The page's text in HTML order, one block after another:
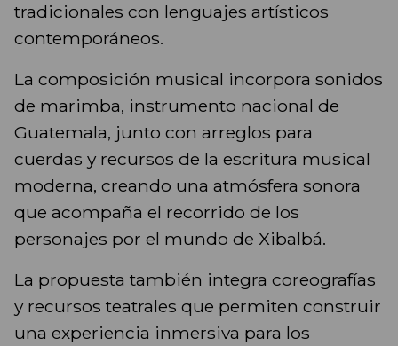
tradicionales con lenguajes artísticos
contemporáneos.
La composición musical incorpora sonidos
de marimba, instrumento nacional de
Guatemala, junto con arreglos para
cuerdas y recursos de la escritura musical
moderna, creando una atmósfera sonora
que acompaña el recorrido de los
personajes por el mundo de Xibalbá.
La propuesta también integra coreografías
y recursos teatrales que permiten construir
una experiencia inmersiva para los